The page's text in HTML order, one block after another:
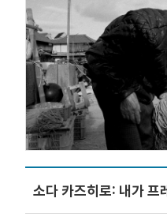
소다 카즈히로: 내가 프